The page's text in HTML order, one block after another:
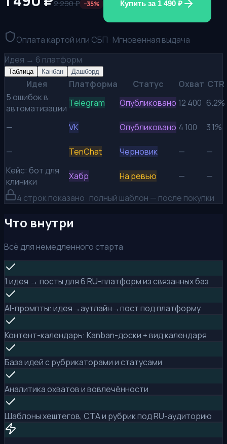
2 290₽ −35% Купить за 1 490₽
Оплата картой или СБП · Мгновенная выдача
Идея → 6 платформ
Таблица Канбан Дашборд
Идея Платформа Статус Охват CTR
5 ошибок в
автоматизации Telegram Опубликовано 12 400 6.2%
— VK Опубликовано 4 100 3.1%
— TenChat Черновик —
—
Кейс: бот для
клиники
Хабр На ревью —
—
4 строк показано · полный шаблон — после покупки
Что внутри
Всё для немедленного старта
1 идея → посты для 6 RU-платформ из связанных баз
AI-промпты: идея→аутлайн→пост под платформу
Контент-календарь: Kanban-доски + вид календаря
База идей с рубрикаторами и статусами
Аналитика охватов и вовлечённости
Шаблоны хештегов, CTA и рубрик под RU-аудиторию